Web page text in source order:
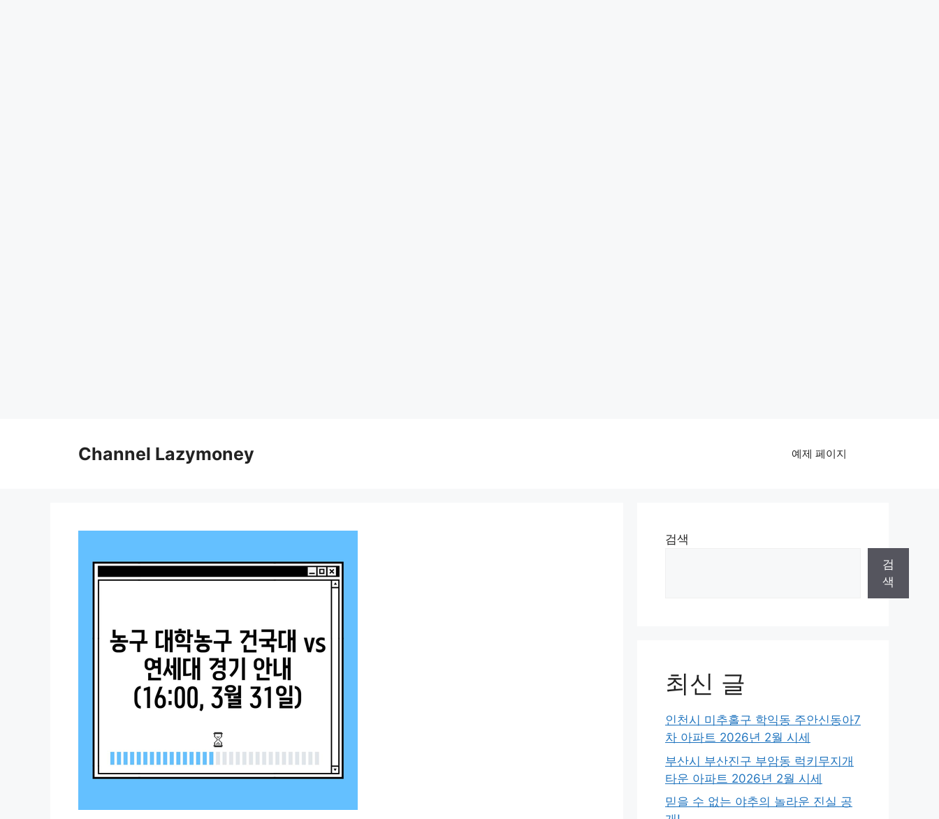
Channel Lazymoney 예제 페이지
검색
검
색
최신 글
인천시 미추홀구 학익동 주안신동아7
차 아파트 2026년 2월 시세
부산시 부산진구 부암동 럭키무지개
타운 아파트 2026년 2월 시세
믿을 수 없는 야추의 놀라운 진실 공